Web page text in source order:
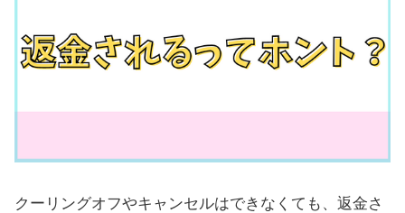
クーリングオフやキャンセルはできなくても、返金さ